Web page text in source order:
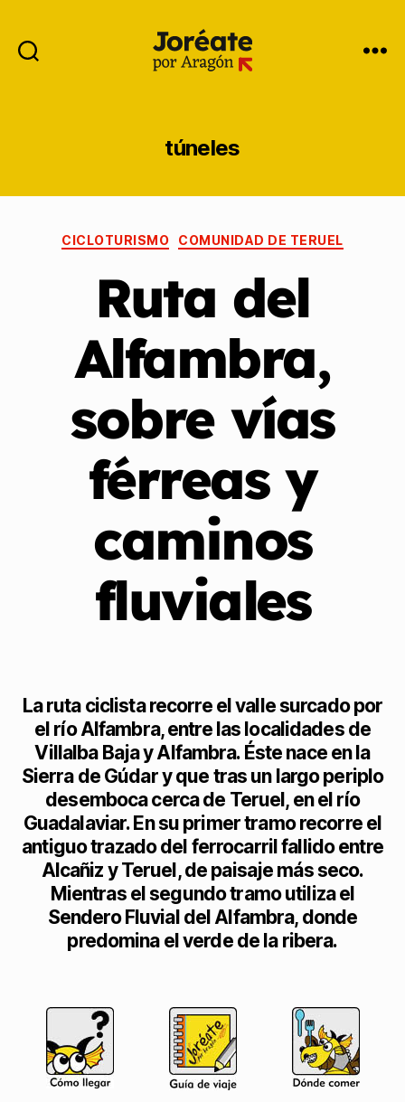
túneles
CICLOTURISMO COMUNIDAD DE TERUEL
Ruta del
Alfambra,
sobre vías
férreas y
caminos
fluviales
La ruta ciclista recorre el valle surcado por
el río Alfambra, entre las localidades de
Villalba Baja y Alfambra. Éste nace en la
Sierra de Gúdar y que tras un largo periplo
desemboca cerca de Teruel, en el río
Guadalaviar. En su primer tramo recorre el
antiguo trazado del ferrocarril fallido entre
Alcañiz y Teruel, de paisaje más seco.
Mientras el segundo tramo utiliza el
Sendero Fluvial del Alfambra, donde
predomina el verde de la ribera.